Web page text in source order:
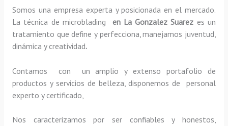
Somos una empresa experta y posicionada en el mercado.
La técnica de microblading en La Gonzalez Suarez es un
tratamiento que define y perfecciona, manejamos juventud,
dinámica y creatividad.
Contamos con un amplio y extenso portafolio de
productos y servicios de belleza, disponemos de personal
experto y certificado,
Nos caracterizamos por ser confiables y honestos,